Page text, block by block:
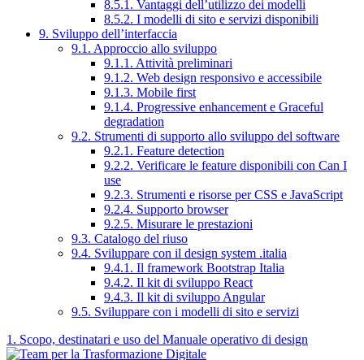
8.5.1. Vantaggi dell’utilizzo dei modelli
8.5.2. I modelli di sito e servizi disponibili
9. Sviluppo dell’interfaccia
9.1. Approccio allo sviluppo
9.1.1. Attività preliminari
9.1.2. Web design responsivo e accessibile
9.1.3. Mobile first
9.1.4. Progressive enhancement e Graceful
degradation
9.2. Strumenti di supporto allo sviluppo del software
9.2.1. Feature detection
9.2.2. Verificare le feature disponibili con Can I
use
9.2.3. Strumenti e risorse per CSS e JavaScript
9.2.4. Supporto browser
9.2.5. Misurare le prestazioni
9.3. Catalogo del riuso
9.4. Sviluppare con il design system .italia
9.4.1. Il framework Bootstrap Italia
9.4.2. Il kit di sviluppo React
9.4.3. Il kit di sviluppo Angular
9.5. Sviluppare con i modelli di sito e servizi
1. Scopo, destinatari e uso del Manuale operativo di design